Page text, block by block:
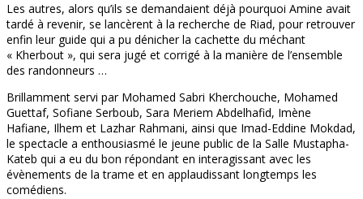
Les autres, alors qu’ils se demandaient déjà pourquoi Amine avait
tardé à revenir, se lancèrent à la recherche de Riad, pour retrouver
enfin leur guide qui a pu dénicher la cachette du méchant
« Kherbout », qui sera jugé et corrigé à la manière de l’ensemble
des randonneurs …
Brillamment servi par Mohamed Sabri Kherchouche, Mohamed
Guettaf, Sofiane Serboub, Sara Meriem Abdelhafid, Imène
Hafiane, Ilhem et Lazhar Rahmani, ainsi que Imad-Eddine Mokdad,
le spectacle a enthousiasmé le jeune public de la Salle Mustapha-
Kateb qui a eu du bon répondant en interagissant avec les
évènements de la trame et en applaudissant longtemps les
comédiens.